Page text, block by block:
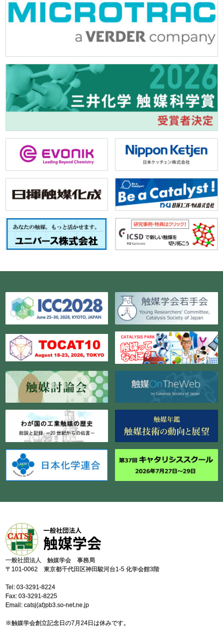
⼀般社団法⼈ 触媒学会 事務局
〒101-0062 東京都千代⽥区神⽥駿河台1-5 化学会館3階
Tel: 03-3291-8224
Fax: 03-3291-8225
Email: catsj(at)pb3.so-net.ne.jp
※触媒学会創⽴記念⽇の7⽉24⽇は休みです。